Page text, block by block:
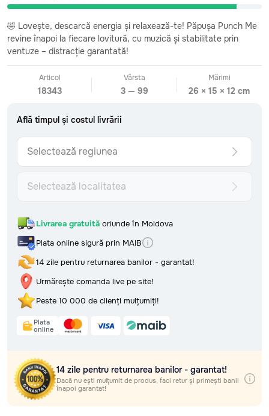
🤣 Lovește, descarcă energia și relaxează-te! Păpușa Punch Me
revine înapoi la fiecare lovitură, cu muzică și stabilitate prin
ventuze – distracție garantată!
Articol
18343
Vârsta
3 — 99
Mărimi
26 × 15 × 12 cm
Află timpul și costul livrării
Selectează regiunea
Selectează localitatea
Livrarea gratuită oriunde în Moldova
Plata online sigură prin MAIB
14 zile pentru returnarea banilor - garantat!
Urmărește comanda live pe site!
Peste 10 000 de clienți mulțumiți!
Plata
online
14 zile pentru returnarea banilor - garantat!
Dacă nu ești mulțumit de produs, faci retur și primești banii
înapoi garantat!
193 vândute
Află timpul și costul livrării
Selectează regiunea
Selectează localitatea
14 zile pentru returnarea banilor - garantat!
Peste 10 000 de clienți mulțumiți!
Plata
online
Toate
Bebeluși
0-2 ani
Fetițe mici 2-4 ani
Băieți mici 2-4 ani
Fetițe preșcolare 4-6 ani
Băieți preșcolari 4-6 ani
Fetițe școlare 7+ ani
Surprize care sosesc
Văzute recent
INFORMAȚII
Urmărește comanda
Formular de retur
Livrare: detalii și costuri
Metoda de plată
Întrebări frecvente (FAQ) și
răspunsuri
Politica de confidențialitate
Termeni și condiții